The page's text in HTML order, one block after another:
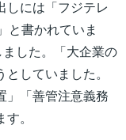
しには「フジテレ
と書かれていま
した。「大企業の
していました。
」「善管注意義務
。